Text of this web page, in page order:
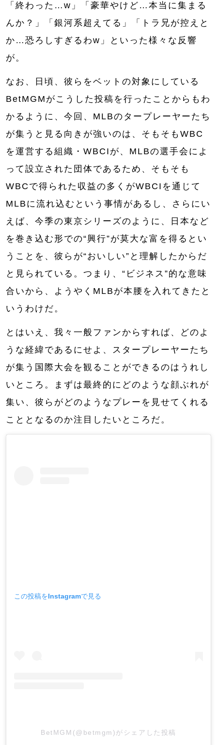
「終わった…w」「豪華やけど…本当に集まる
んか？」「銀河系超えてる」「トラ兄が控えと
か…恐ろしすぎるわw」といった様々な反響
が。
なお、日頃、彼らをベットの対象にしている
BetMGMがこうした投稿を行ったことからもわ
かるように、今回、MLBのタープレーヤーたち
が集うと見る向きが強いのは、そもそもWBC
を運営する組織・WBCIが、MLBの選手会によ
って設立された団体であるため、そもそも
WBCで得られた収益の多くがWBCIを通じて
MLBに流れ込むという事情があるし、さらにい
えば、今季の東京シリーズのように、日本など
を巻き込む形での“興行”が莫大な富を得るとい
うことを、彼らが“おいしい”と理解したからだ
と見られている。つまり、“ビジネス”的な意味
合いから、ようやくMLBが本腰を入れてきたと
いうわけだ。
とはいえ、我々一般ファンからすれば、どのよ
うな経緯であるにせよ、スタープレーヤーたち
が集う国際大会を観ることができるのはうれし
いところ。まずは最終的にどのような顔ぶれが
集い、彼らがどのようなプレーを見せてくれる
こととなるのか注目したいところだ。
この投稿をInstagramで見る
BetMGM(@betmgm)がシェアした投稿